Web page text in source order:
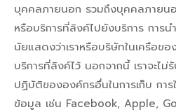
บุคคลภายนอก รวมถึงบุคคลภายนอ
หรือบริการที่ลิงค์ไปยังบริการ การน
นัยแสดงว่าเราหรือบริษัทในเครือขอ
บริการที่ลิงค์ไว้ นอกจากนี้ เราจะไ
ปฏิบัติขององค์กรอื่นในการเก็บ การ
ข้อมูล เช่น Facebook, Apple,